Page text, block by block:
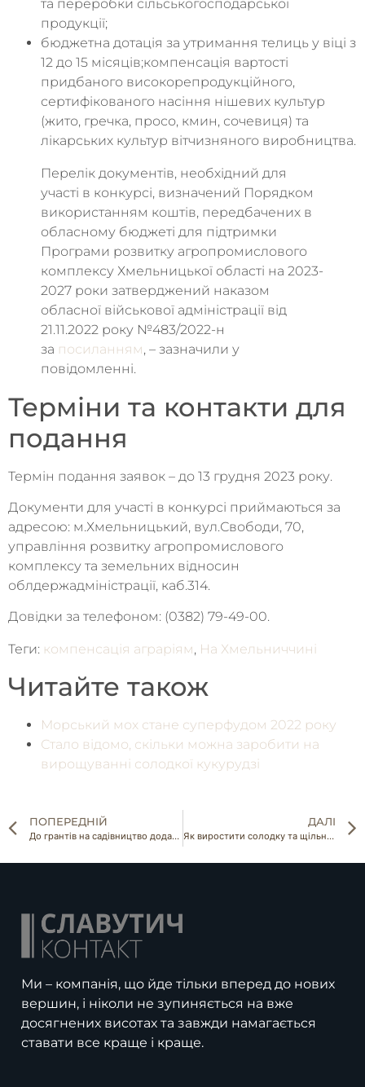
та переробки сільськогосподарської
продукції;
бюджетна дотація за утримання телиць у віці з
12 до 15 місяців;компенсація вартості
придбаного високорепродукційного,
сертифікованого насіння нішевих культур
(жито, гречка, просо, кмин, сочевиця) та
лікарських культур вітчизняного виробництва.
Перелік документів, необхідний для
участі в конкурсі, визначений Порядком
використанням коштів, передбачених в
обласному бюджеті для підтримки
Програми розвитку агропромислового
комплексу Хмельницької області на 2023-
2027 роки затверджений наказом
обласної військової адміністрації від
21.11.2022 року №483/2022-н
за посиланням, – зазначили у
повідомленні.
Терміни та контакти для
подання
Термін подання заявок – до 13 грудня 2023 року.
Документи для участі в конкурсі приймаються за
адресою: м.Хмельницький, вул.Свободи, 70,
управління розвитку агропромислового
комплексу та земельних відносин
облдержадміністрації, каб.314.
Довідки за телефоном: (0382) 79-49-00.
Теги: компенсація аграріям, На Хмельниччині
Читайте також
Морський мох стане суперфудом 2022 року
Стало відомо, скільки можна заробити на
вирощуванні солодкої кукурудзі
ПОПЕРЕДНІЙ
До грантів на садівництво додано шипшину та мигдаль
ДАЛІ
Як виростити солодку та щільну редиску
Ми – компанія, що йде тільки вперед до нових
вершин, і ніколи не зупиняється на вже
досягнених висотах та завжди намагається
ставати все краще і краще.